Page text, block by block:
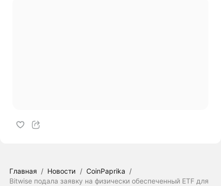
Главная / Новости / CoinPaprika /
Bitwise подала заявку на физически обеспеченный ETF для